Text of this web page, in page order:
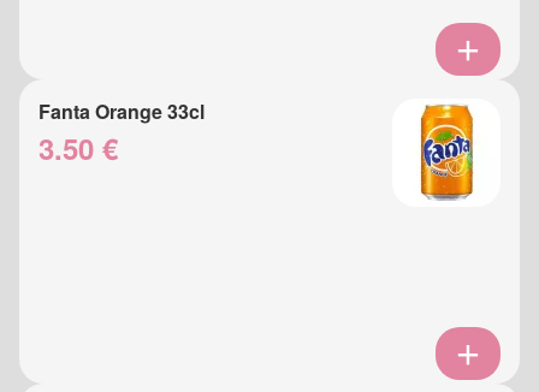
Fanta Orange 33cl
3.50 €